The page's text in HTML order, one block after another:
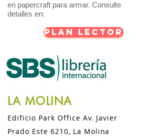
en papercraft para armar. Consulte
detalles en:
PLAN LECTOR
LA MOLINA
Edificio Park Office Av. Javier
Prado Este 6210, La Molina